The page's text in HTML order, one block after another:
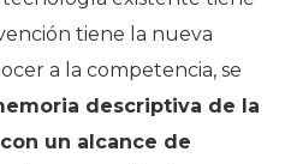
tiene la nueva
a la competencia, se
descriptiva de la
un alcance de